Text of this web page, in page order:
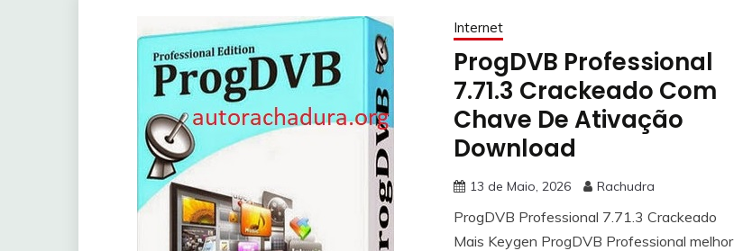
Internet
ProgDVB Professional
7.71.3 Crackeado Com
Chave De Ativação
Download
13 de Maio, 2026 Rachudra
ProgDVB Professional 7.71.3 Crackeado
Mais Keygen ProgDVB Professional melhor